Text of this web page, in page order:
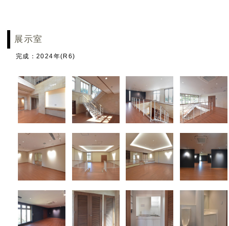
展示室
完成：2024年(R6)